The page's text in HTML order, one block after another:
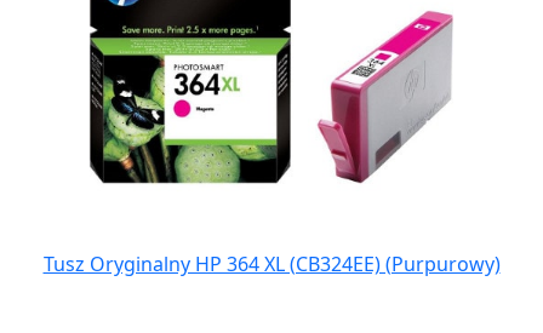
Tusz Oryginalny HP 364 XL (CB324EE) (Purpurowy)